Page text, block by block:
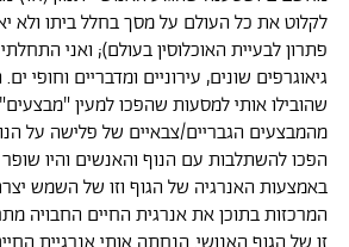
לקלוט את כל העולם על מסך בחלל ביתו ולא
פתרון לבעיית האוכלוסין בעולם); ואני
גיאוגרפים שונים, עירוניים ומדבריים וחופי
שהובילו אותי למסעות שהפכו למעין
מהמבצעים הגבריים/צבאיים של פלישה על
הפכו להשתלבות עם הנוף והאנשים והיו
באמצעות האנרגיה של הגוף וזו של השמש
המרכזות בתוכן את אנרגית החיים החבויה